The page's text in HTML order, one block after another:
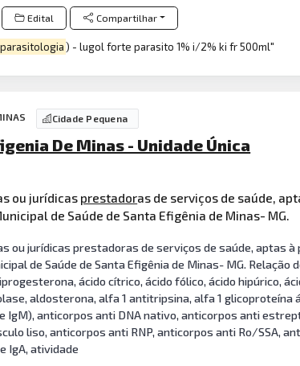
Edital Compartilhar
parasitologia) - lugol forte parasito 1% i/2% ki fr 500ml"
Cidade Pequena
De Minas - Unidade Única
ou jurídicas prestadoras de serviços de saúde,
de Saúde de Santa Efigênia de Minas- MG.
ou jurídicas prestadoras de serviços de saúde, aptas
de Saúde de Santa Efigênia de Minas- MG.
ácido cítrico, ácido fólico, ácido hipúrico,
aldosterona, alfa 1 antitripsina, alfa 1
IgM), anticorpos anti DNA nativo, anticorpos anti
liso, anticorpos anti RNP, anticorpos anti Ro/SSA,
IgA, atividade